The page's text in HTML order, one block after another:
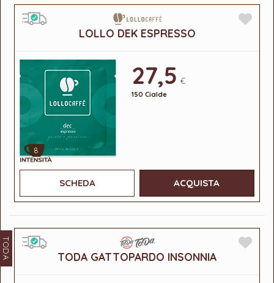
LOLLO DEK ESPRESSO
8
27,5 €
150 Cialde
SCHEDA ACQUISTA
TODA TODA GATTOPARDO INSONNIA